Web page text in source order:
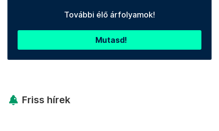
További élő árfolyamok!
Mutasd!
Friss hírek